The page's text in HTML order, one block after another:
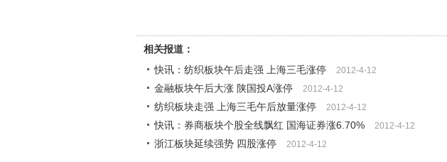
相关报道：
快讯：纺织板块午后走强 上海三毛涨停
2012-4-12
金融板块午后大涨 陕国投A涨停 2012-4-12
纺织板块走强 上海三毛午后放量涨停 2012-4-12
快讯：券商板块个股全线飘红 国海证券涨6.70% 2012-4-12
浙江板块延续强势 四股涨停 2012-4-12